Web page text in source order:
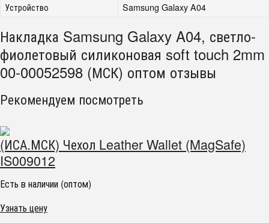
Устройство
Samsung Galaxy A04
Накладка Samsung Galaxy A04, светло-
фиолетовый силиконовая soft touch 2mm
00-00052598 (МСК) оптом отзывы
Рекомендуем посмотреть
(ИСА.МСК) Чехол Leather Wallet (MagSafe)
IS009012
Есть в наличии (оптом)
Узнать цену